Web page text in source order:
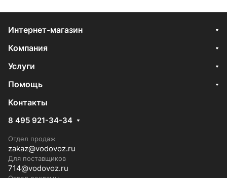
Интернет-магазин
Компания
Услуги
Помощь
Контакты
8 495 921-34-34
Отдел продаж
zakaz@vodovoz.ru
Для поставщиков
714@vodovoz.ru